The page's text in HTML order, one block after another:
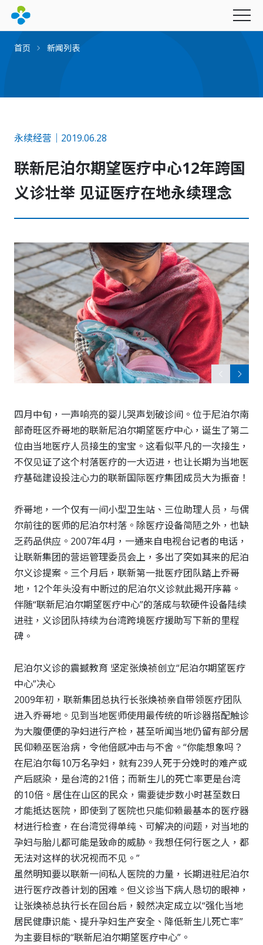
永续经营
产品与服务
联新影音
创办人的话
里程碑
策略合作
下载专区
社会公益
财团法人联新文教基金会
幸福企业
招募资讯
首页 新闻列表
永续经营｜2019.06.28
联新尼泊尔期望医疗中心12年跨国
义诊壮举 见证医疗在地永续理念
四月中旬，一声响亮的婴儿哭声划破诊间。位于尼泊尔南
部奇旺区乔哥地的联新尼泊尔期望医疗中心，诞生了第二
位由当地医疗人员接生的宝宝。这看似平凡的一次接生，
不仅见证了这个村落医疗的一大迈进，也让长期为当地医
疗基础建设投注心力的联新国际医疗集团成员大为振奋！
乔哥地，一个仅有一间小型卫生站、三位助理人员，与偶
尔前往的医师的尼泊尔村落。除医疗设备简陋之外，也缺
乏药品供应。2007年4月，一通来自电视台记者的电话，
让联新集团的营运管理委员会上，多出了突如其来的尼泊
尔义诊提案。三个月后，联新第一批医疗团队踏上乔哥
地，12个年头没有中断过的尼泊尔义诊就此揭开序幕。
伴随“联新尼泊尔期望医疗中心”的落成与软硬件设备陆续
进驻，义诊团队持续为台湾跨境医疗援助写下新的里程
碑。
尼泊尔义诊的震撼教育 坚定张焕祯创立“尼泊尔期望医疗
中心”决心
2009年初，联新集团总执行长张焕祯亲自带领医疗团队
进入乔哥地。见到当地医师使用最传统的听诊器搭配触诊
为大腹便便的孕妇进行产检，甚至听闻当地仍留有部分居
民仰赖巫医治病，令他倍感冲击与不舍。“你能想象吗？
在尼泊尔每10万名孕妇，就有239人死于分娩时的难产或
产后感染，是台湾的21倍；而新生儿的死亡率更是台湾
的10倍。居住在山区的民众，需要徒步数小时甚至数日
才能抵达医院，即使到了医院也只能仰赖最基本的医疗器
材进行检查，在台湾觉得单纯、可解决的问题，对当地的
孕妇与胎儿都可能是致命的威胁。我想任何行医之人，都
无法对这样的状况视而不见。”
虽然明知要以联新一间私人医院的力量，长期进驻尼泊尔
进行医疗改善计划的困难。但义诊当下病人恳切的眼神，
让张焕祯总执行长在回台后，毅然决定成立以“强化当地
居民健康识能、提升孕妇生产安全、降低新生儿死亡率”
为主要目标的“联新尼泊尔期望医疗中心”。